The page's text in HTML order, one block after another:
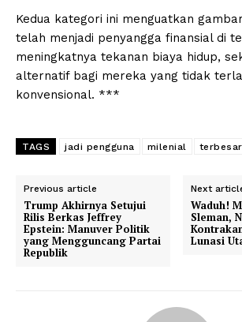
Kedua kategori ini menguatkan
telah menjadi penyangga finansial di
meningkatnya tekanan biaya hidup,
alternatif bagi mereka yang tidak
konvensional. ***
TAGS jadi pengguna milenial terbesar
Previous article
Trump Akhirnya Setujui
Rilis Berkas Jeffrey
Epstein: Manuver Politik
yang Mengguncang Partai
Republik
Next
Waduh!
Sleman,
Lunasi